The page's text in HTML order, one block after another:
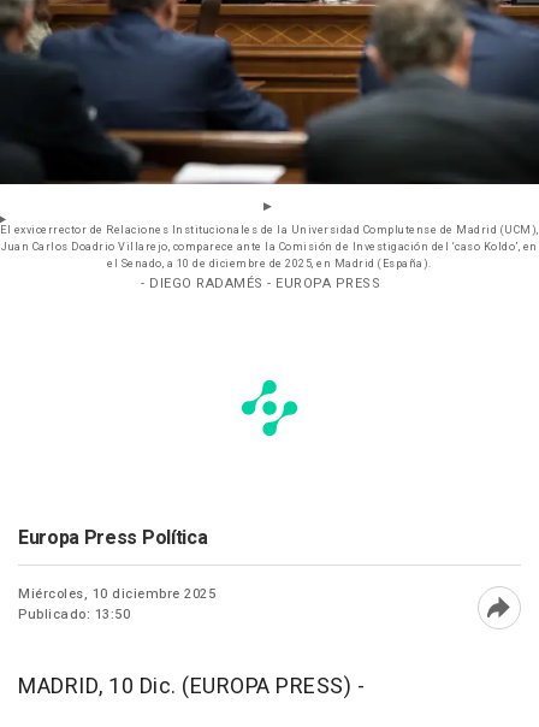
El exvicerrector de Relaciones Institucionales de la Universidad Complutense de Madrid (UCM),
Juan Carlos Doadrio Villarejo, comparece ante la Comisión de Investigación del ‘caso Koldo’, en
el Senado, a 10 de diciembre de 2025, en Madrid (España).
- DIEGO RADAMÉS - EUROPA PRESS
Europa Press Política
Miércoles, 10 diciembre 2025
Publicado: 13:50
MADRID, 10 Dic. (EUROPA PRESS) -